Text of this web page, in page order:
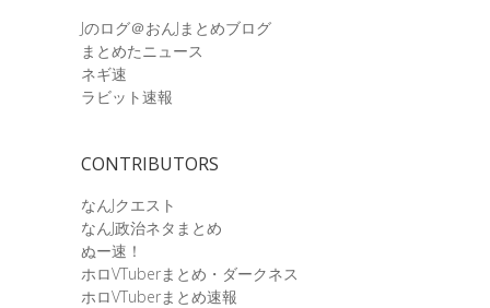
Jのログ＠おんJまとめブログ
まとめたニュース
ネギ速
ラビット速報
CONTRIBUTORS
なんJクエスト
なんJ政治ネタまとめ
ぬー速！
ホロVTuberまとめ・ダークネス
ホロVTuberまとめ速報